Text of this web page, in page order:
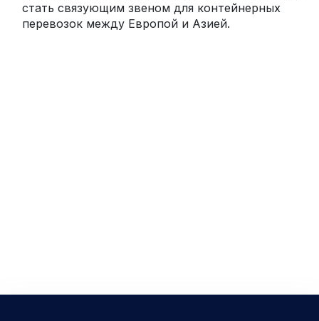
стать связующим звеном для контейнерных
перевозок между Европой и Азией.